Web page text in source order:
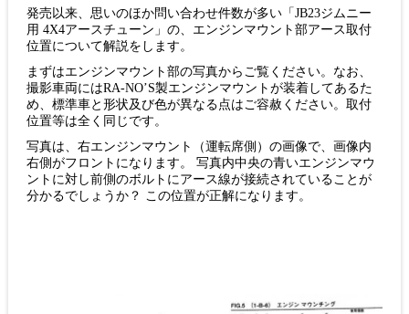
発売以来、思いのほか問い合わせ件数が多い「JB23ジムニー
用 4X4アースチューン」の、エンジンマウント部アース取付
位置について解説をします。
まずはエンジンマウント部の写真からご覧ください。なお、
撮影車両にはRA-NO’S製エンジンマウントが装着してあるた
め、標準車と形状及び色が異なる点はご容赦ください。取付
位置等は全く同じです。
写真は、右エンジンマウント（運転席側）の画像で、画像内
右側がフロントになります。 写真内中央の青いエンジンマウ
ントに対し前側のボルトにアース線が接続されていることが
分かるでしょうか？ この位置が正解になります。